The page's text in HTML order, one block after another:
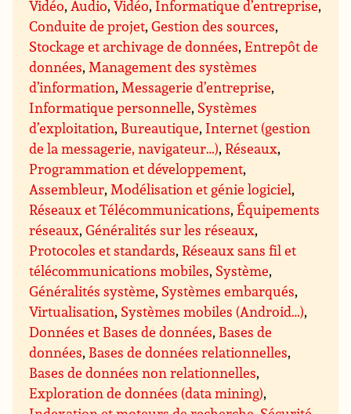
Vidéo, Audio,Vidéo, Informatique d’entreprise,
Conduite de projet,Gestion des sources,
Stockage et archivage de données,Entrepôt de
données, Management des systèmes
d’information, Messagerie d’entreprise,
Informatique personnelle, Systèmes
d’exploitation, Bureautique, Internet (gestion
de la messagerie, navigateur…),Réseaux,
Programmation et développement,
Assembleur, Modélisation et génie logiciel,
Réseaux et Télécommunications,Équipements
réseaux,Généralités sur les réseaux,
Protocoles et standards,Réseaux sans fil et
télécommunications mobiles, Système,
Généralités système, Systèmes embarqués,
Virtualisation, Systèmes mobiles (Android…),
Données et Bases de données, Bases de
données, Bases de données relationnelles,
Bases de données non relationnelles,
Exploration de données (data mining),